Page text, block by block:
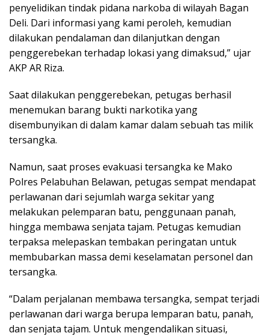
penyelidikan tindak pidana narkoba di wilayah Bagan
Deli. Dari informasi yang kami peroleh, kemudian
dilakukan pendalaman dan dilanjutkan dengan
penggerebekan terhadap lokasi yang dimaksud,” ujar
AKP AR Riza.
Saat dilakukan penggerebekan, petugas berhasil
menemukan barang bukti narkotika yang
disembunyikan di dalam kamar dalam sebuah tas milik
tersangka.
Namun, saat proses evakuasi tersangka ke Mako
Polres Pelabuhan Belawan, petugas sempat mendapat
perlawanan dari sejumlah warga sekitar yang
melakukan pelemparan batu, penggunaan panah,
hingga membawa senjata tajam. Petugas kemudian
terpaksa melepaskan tembakan peringatan untuk
membubarkan massa demi keselamatan personel dan
tersangka.
“Dalam perjalanan membawa tersangka, sempat terjadi
perlawanan dari warga berupa lemparan batu, panah,
dan senjata tajam. Untuk mengendalikan situasi,